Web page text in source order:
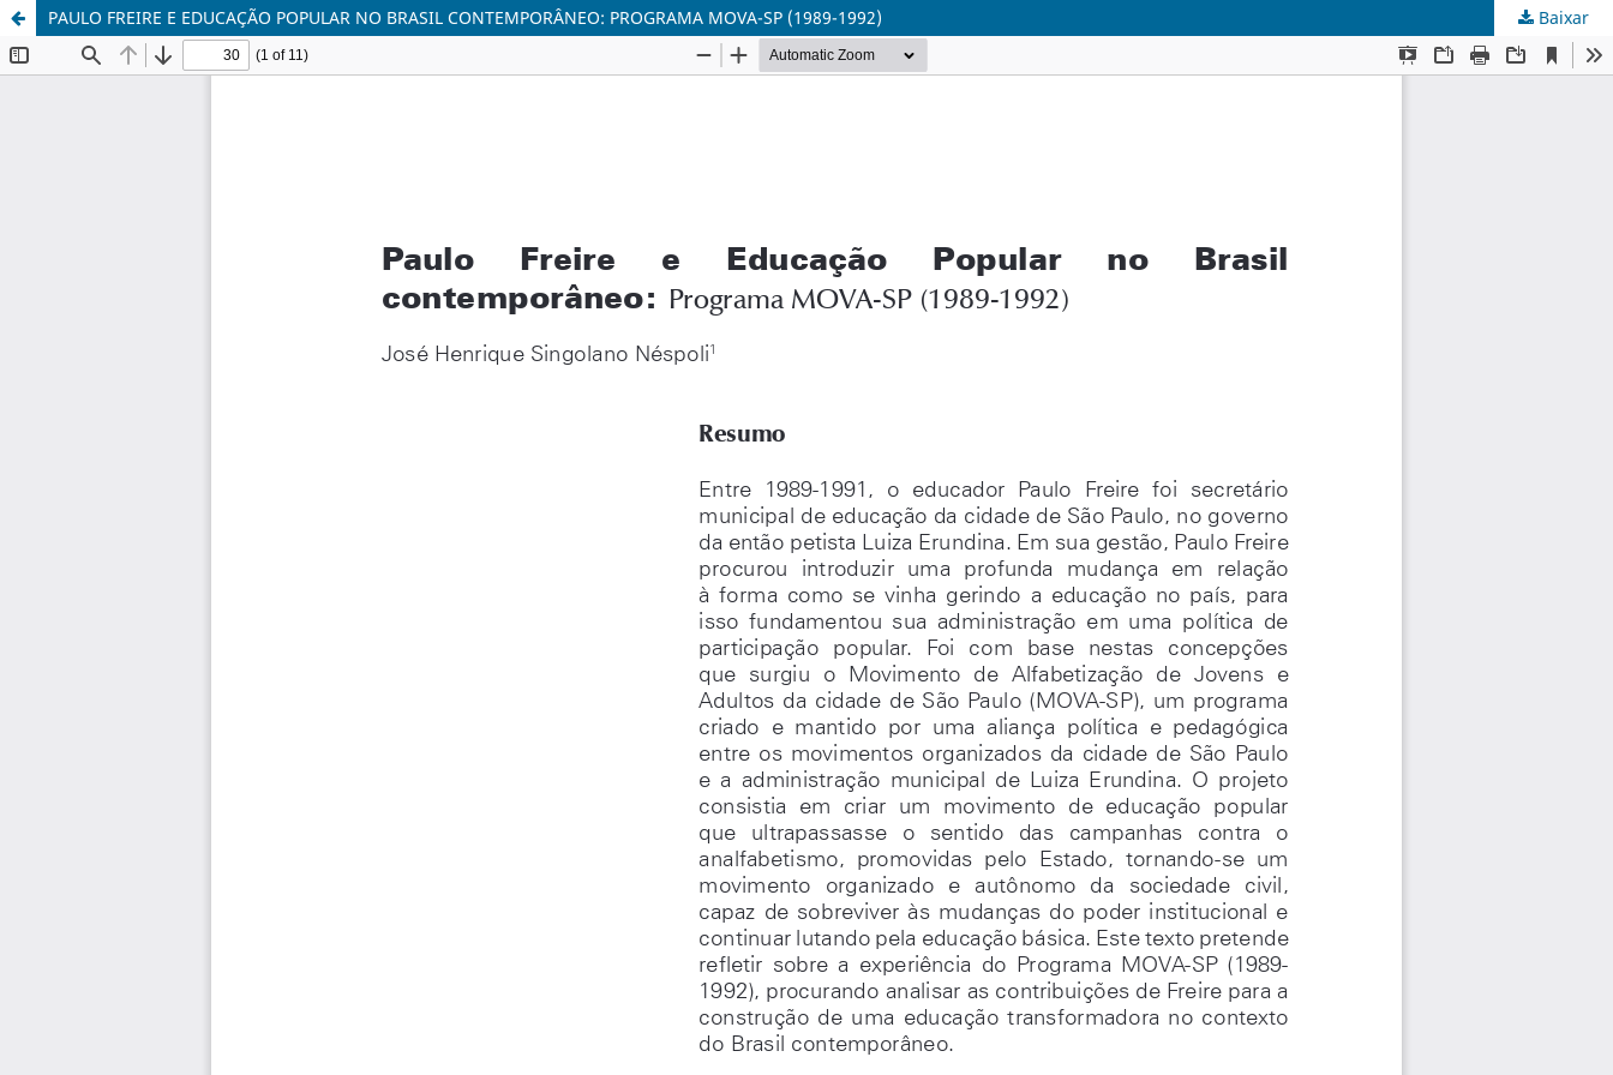
PAULO FREIRE E EDUCAÇÃO POPULAR NO BRASIL CONTEMPORÂNEO: PROGRAMA MOVA-SP (1989-1992) Baixar